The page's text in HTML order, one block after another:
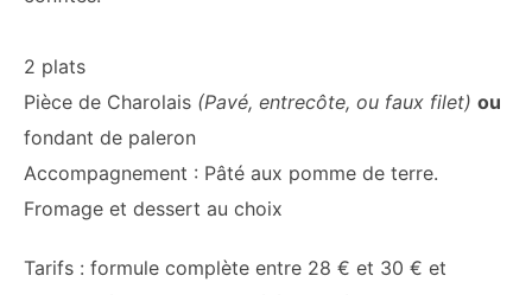
2 plats
Pièce de Charolais (Pavé, entrecôte, ou faux filet) ou
fondant de paleron
Accompagnement : Pâté aux pomme de terre.
Fromage et dessert au choix
Tarifs : formule complète entre 28 € et 30 € et